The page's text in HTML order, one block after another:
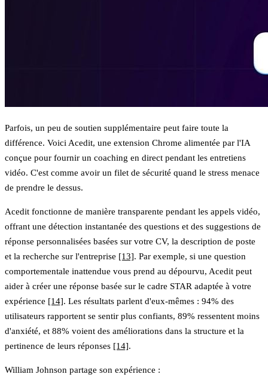
Parfois, un peu de soutien supplémentaire peut faire toute la
différence. Voici Acedit, une extension Chrome alimentée par l'IA
conçue pour fournir un coaching en direct pendant les entretiens
vidéo. C'est comme avoir un filet de sécurité quand le stress menace
de prendre le dessus.
Acedit fonctionne de manière transparente pendant les appels vidéo,
offrant une détection instantanée des questions et des suggestions de
réponse personnalisées basées sur votre CV, la description de poste
et la recherche sur l'entreprise [13]. Par exemple, si une question
comportementale inattendue vous prend au dépourvu, Acedit peut
aider à créer une réponse basée sur le cadre STAR adaptée à votre
expérience [14]. Les résultats parlent d'eux-mêmes : 94% des
utilisateurs rapportent se sentir plus confiants, 89% ressentent moins
d'anxiété, et 88% voient des améliorations dans la structure et la
pertinence de leurs réponses [14].
William Johnson partage son expérience :